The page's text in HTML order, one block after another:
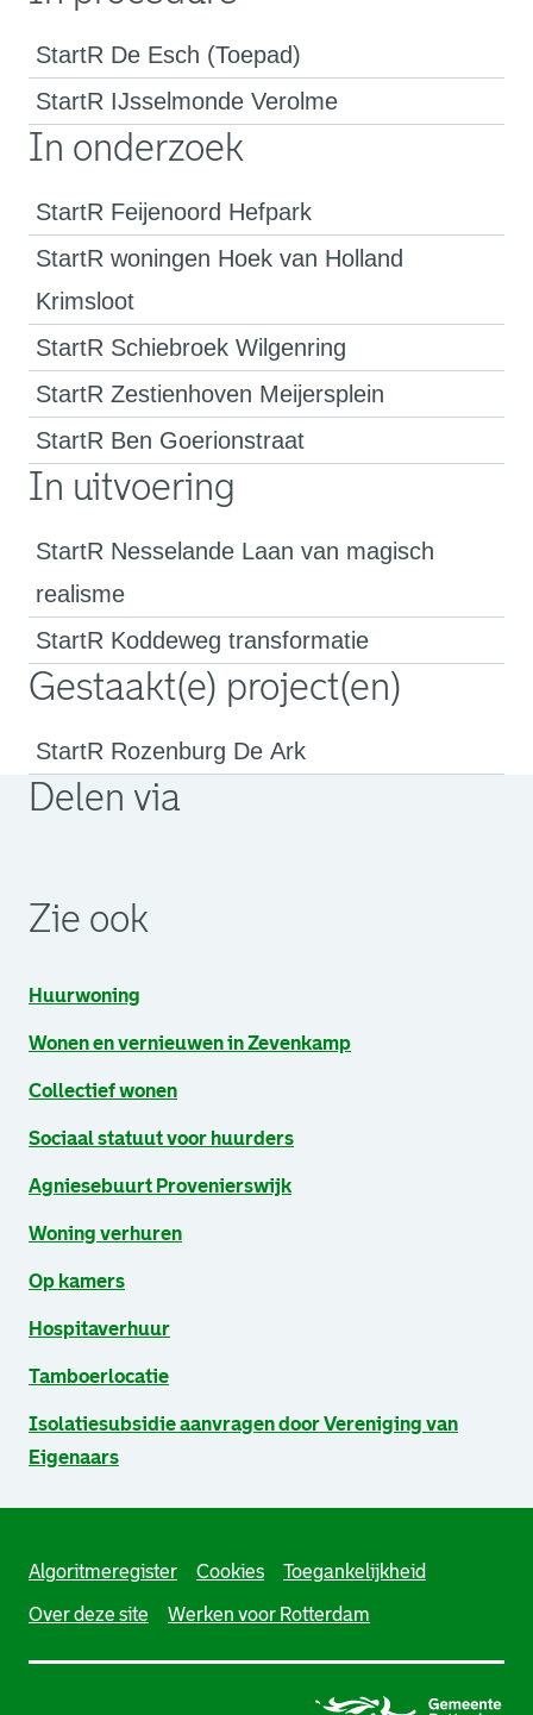
StartR De Esch (Toepad)
StartR IJsselmonde Verolme
In onderzoek
StartR Feijenoord Hefpark
StartR woningen Hoek van Holland
Krimsloot
StartR Schiebroek Wilgenring
StartR Zestienhoven Meijersplein
StartR Ben Goerionstraat
In uitvoering
StartR Nesselande Laan van magisch
realisme
StartR Koddeweg transformatie
Gestaakt(e) project(en)
StartR Rozenburg De Ark
Delen via
Zie ook
Huurwoning
Wonen en vernieuwen in Zevenkamp
Collectief wonen
Sociaal statuut voor huurders
Agniesebuurt Provenierswijk
Woning verhuren
Op kamers
Hospitaverhuur
Tamboerlocatie
Isolatiesubsidie aanvragen door Vereniging van
Eigenaars
Algoritmeregister Cookies Toegankelijkheid
Over deze site Werken voor Rotterdam